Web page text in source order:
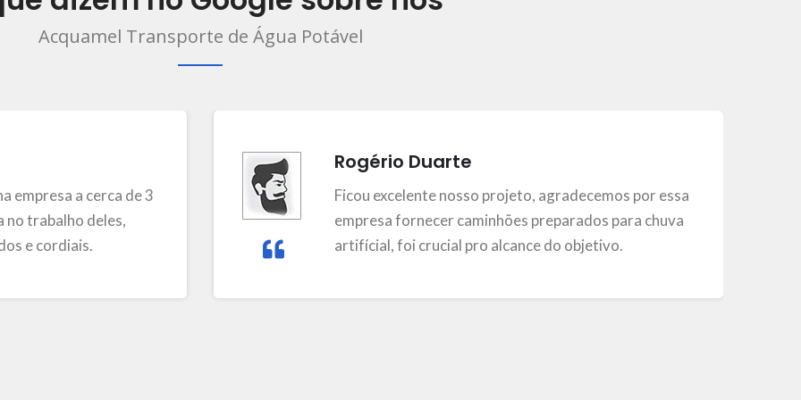
Acquamel Transporte de Água Potável
empresa a cerca de 3
no trabalho deles,
e cordiais.
Rogério Duarte
Ficou excelente nosso projeto, agradecemos por essa
empresa fornecer caminhões preparados para chuva
artifícial, foi crucial pro alcance do objetivo.